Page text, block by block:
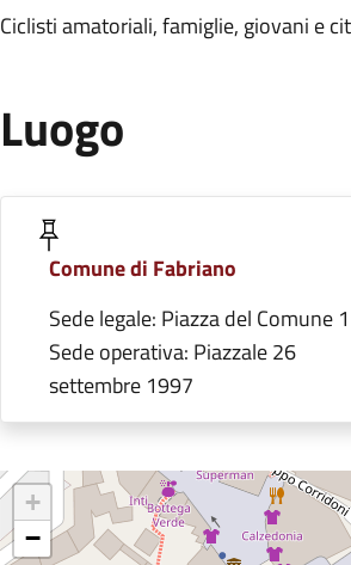
Ciclisti amatoriali, famiglie, giovani e
Luogo
Comune di Fabriano
Sede legale: Piazza del Comune
Sede operativa: Piazzale 26
settembre 1997
+
−